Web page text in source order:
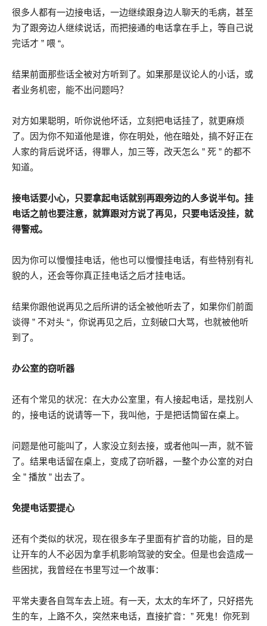
很多人都有一边接电话，一边继续跟身边人聊天的毛病，甚至
为了跟旁边人继续说话，而把接通的电话拿在手上，等自己说
完话才 ” 喂 “。
结果前面那些话全被对方听到了。如果那是议论人的小话，或
者业务机密，能不出问题吗？
对方如果聪明，听你说他坏话，立刻把电话挂了，就更麻烦
了。因为你不知道他是谁，你在明处，他在暗处，搞不好正在
人家的背后说坏话，得罪人，加三等，改天怎么 ” 死 ” 的都不
知道。
接电话要小心，只要拿起电话就别再跟旁边的人多说半句。挂
电话之前也要注意，就算跟对方说了再见，只要电话没挂，就
得警戒。
因为你可以慢慢挂电话，他也可以慢慢挂电话，有些特别有礼
貌的人，还会等你真正挂电话之后才挂电话。
结果你跟他说再见之后所讲的话全被他听去了，如果你们前面
谈得 ” 不对头 “，你说再见之后，立刻破口大骂，也就被他听
到了。
办公室的窃听器
还有个常见的状况：在大办公室里，有人接起电话，是找别人
的，接电话的说请等一下，我叫他，于是把话筒留在桌上。
问题是他可能叫了，人家没立刻去接，或者他叫一声，就不管
了。结果电话留在桌上，变成了窃听器，一整个办公室的对白
全 ” 播放 ” 出去了。
免提电话要提心
还有个类似的状况，现在很多车子里面有扩音的功能，目的是
让开车的人不必因为拿手机影响驾驶的安全。但是也会造成一
些困扰，我曾经在书里写过一个故事：
平常夫妻各自驾车去上班。有一天，太太的车坏了，只好搭先
生的车，上路不久，突然来电话，直接扩音：” 死鬼！你死到